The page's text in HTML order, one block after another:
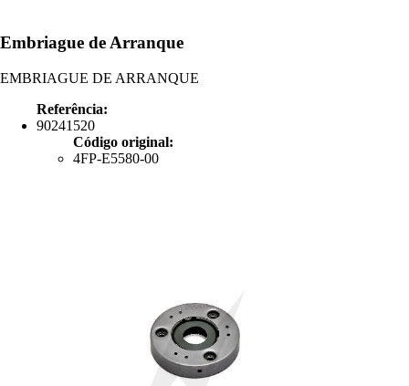
Embriague de Arranque
EMBRIAGUE DE ARRANQUE
Referência:
90241520
Código original:
4FP-E5580-00